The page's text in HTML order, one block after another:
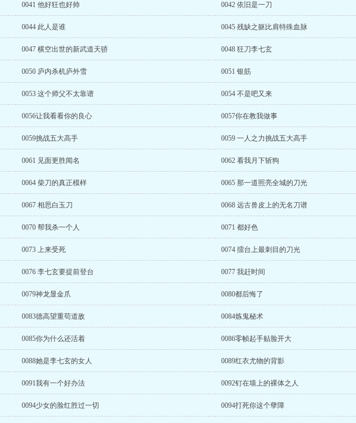
0041 他好狂也好帅 0042 依旧是一刀
0044 此人是谁 0045 残缺之躯比肩特殊血脉
0047 横空出世的新武道天骄 0048 狂刀李七玄
0050 庐内杀机庐外雪 0051 银筋
0053 这个师父不太靠谱 0054 不是吧又来
0056让我看看你的良心 0057你在教我做事
0059挑战五大高手 0059 一人之力挑战五大高手
0061 见面更胜闻名 0062 看我月下斩狗
0064 柴刀的真正模样 0065 那一道照亮全城的刀光
0067 相思白玉刀 0068 远古兽皮上的无名刀谱
0070 帮我杀一个人 0071 都好色
0073 上来受死 0074 擂台上最刺目的刀光
0076 李七玄要提前登台 0077 我赶时间
0079神龙显金爪 0080都后悔了
0083德高望重苟道敌 0084炼鬼秘术
0085你为什么还活着 0086零帧起手贴脸开大
0088她是李七玄的女人 0089红衣尤物的背影
0091我有一个好办法 0092钉在墙上的裸体之人
0094少女的脸红胜过一切 0094打死你这个孽障